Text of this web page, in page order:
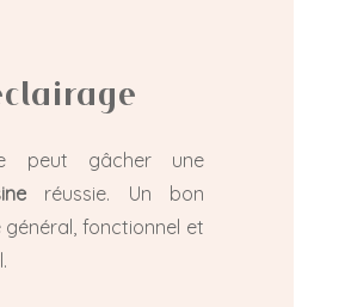
peut gâcher une
réussie. Un bon
fonctionnel et